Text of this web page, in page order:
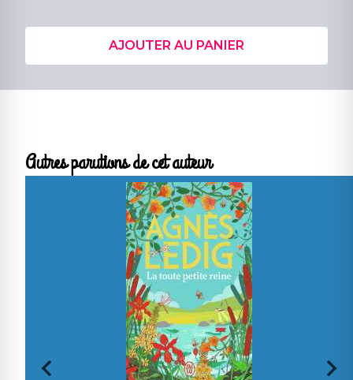
AJOUTER AU PANIER
Autres parutions de cet auteur